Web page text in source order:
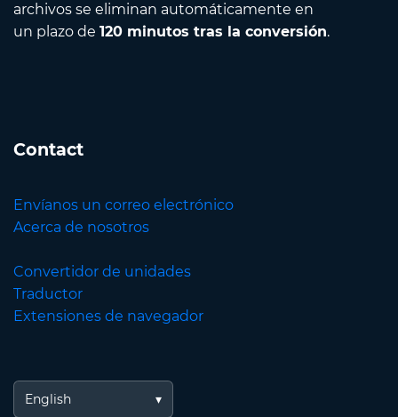
archivos se eliminan automáticamente en
un plazo de 120 minutos tras la conversión.
Contact
Envíanos un correo electrónico
Acerca de nosotros
Convertidor de unidades
Traductor
Extensiones de navegador
English